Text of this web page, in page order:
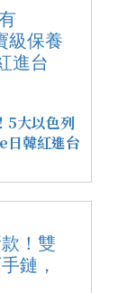
5大以色列
日韓紅進台